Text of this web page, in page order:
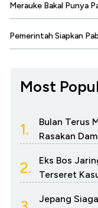
Merauke Bakal Punya
Pemerintah Siapkan
Most
1.
Bulan Terus
Rasakan
2.
Eks Bos
Terseret
Jepang